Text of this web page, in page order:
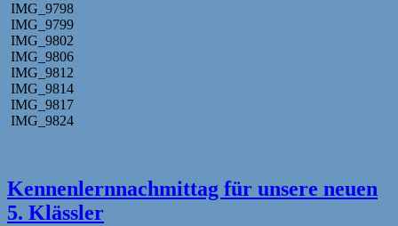
IMG_9798
IMG_9799
IMG_9802
IMG_9806
IMG_9812
IMG_9814
IMG_9817
IMG_9824
Kennenlernnachmittag für unsere neuen
5. Klässler